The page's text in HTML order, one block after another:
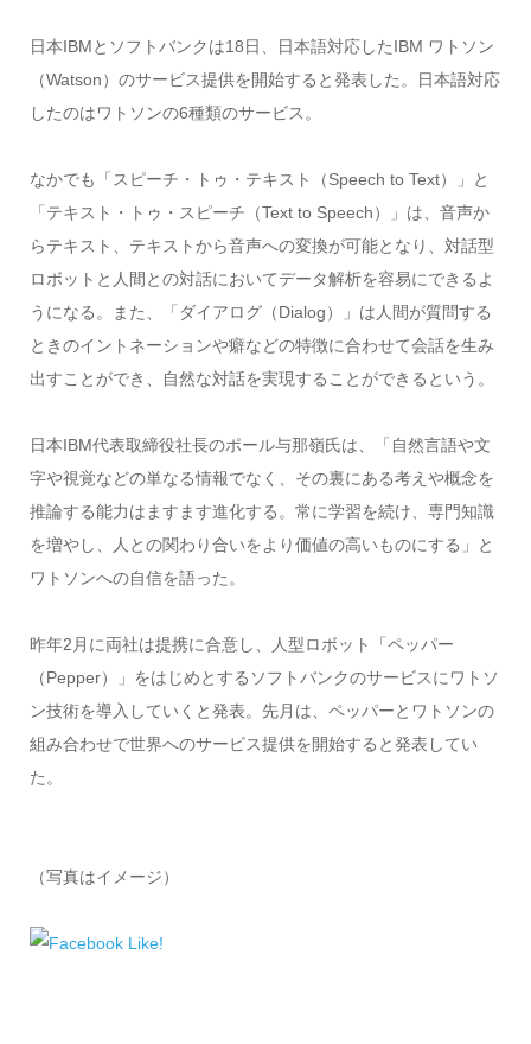
日本IBMとソフトバンクは18日、日本語対応したIBM ワトソン
（Watson）のサービス提供を開始すると発表した。日本語対応
したのはワトソンの6種類のサービス。
なかでも「スピーチ・トゥ・テキスト（Speech to Text）」と
「テキスト・トゥ・スピーチ（Text to Speech）」は、音声か
らテキスト、テキストから音声への変換が可能となり、対話型
ロボットと人間との対話においてデータ解析を容易にできるよ
うになる。また、「ダイアログ（Dialog）」は人間が質問する
ときのイントネーションや癖などの特徴に合わせて会話を生み
出すことができ、自然な対話を実現することができるという。
日本IBM代表取締役社長のポール与那嶺氏は、「自然言語や文
字や視覚などの単なる情報でなく、その裏にある考えや概念を
推論する能力はますます進化する。常に学習を続け、専門知識
を増やし、人との関わり合いをより価値の高いものにする」と
ワトソンへの自信を語った。
昨年2月に両社は提携に合意し、人型ロボット「ペッパー
（Pepper）」をはじめとするソフトバンクのサービスにワトソ
ン技術を導入していくと発表。先月は、ペッパーとワトソンの
組み合わせで世界へのサービス提供を開始すると発表してい
た。
（写真はイメージ）